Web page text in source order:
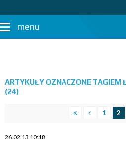
menu
ARTYKUŁY OZNACZONE TAGIEM
(24)
1 2
26.02.13 10:18